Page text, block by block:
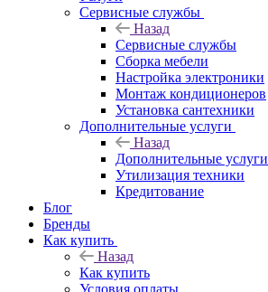
Сервисные службы
Назад
Сервисные службы
Сборка мебели
Настройка электроники
Монтаж кондиционеров
Установка сантехники
Дополнительные услуги
Назад
Дополнительные услуги
Утилизация техники
Кредитование
Блог
Бренды
Как купить
Назад
Как купить
Условия оплаты